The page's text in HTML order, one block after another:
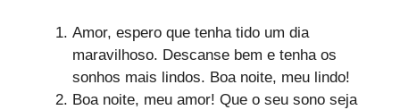
Amor, espero que tenha tido um dia
maravilhoso. Descanse bem e tenha os
sonhos mais lindos. Boa noite, meu lindo!
Boa noite, meu amor! Que o seu sono seja